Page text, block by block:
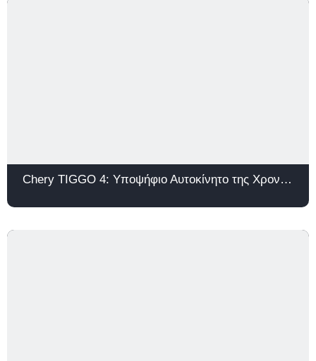
Chery TIGGO 4: Υποψήφιο Αυτοκίνητο της Χρονιάς 2026